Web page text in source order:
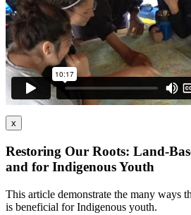
x
Restoring Our Roots: Land-
and for Indigenous Youth
This article demonstrate the many ways
is beneficial for Indigenous youth.